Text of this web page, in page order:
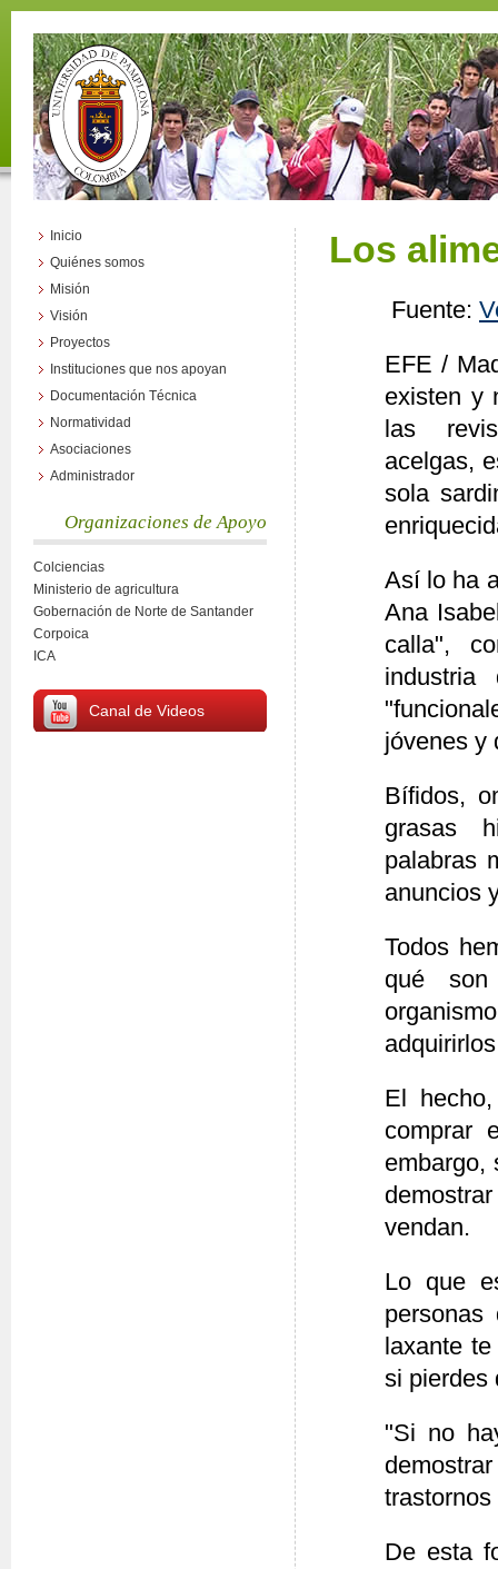
Inicio
Quiénes somos
Misión
Visión
Proyectos
Instituciones que nos apoyan
Documentación Técnica
Normatividad
Asociaciones
Administrador
Organizaciones de Apoyo
Colciencias
Ministerio de agricultura
Gobernación de Norte de Santander
Corpoica
ICA
Canal de Videos
Los
Fuente:
EFE /
existen y
las
acelgas,
sola
Así lo ha
Ana
calla",
jóvenes y
Bífidos,
grasas
palabras
anuncios
Todos
qué
El
comprar
embargo,
vendan.
Lo que
laxante
si pierdes
"Si no
De esta